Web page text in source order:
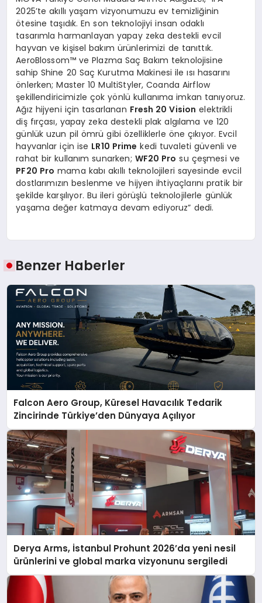
2025’te akıllı yaşam vizyonumuzu ev temizliğinin
ötesine taşıdık. En son teknolojiyi insan odaklı
tasarımla harmanlayan yapay zeka destekli evcil
hayvan ve kişisel bakım ürünlerimizi de tanıttık.
AeroBlossom™ ve Plazma Saç Bakım teknolojisine
sahip Shine 20 Saç Kurutma Makinesi ile ısı hasarını
önlerken; Master 10 MultiStyler, Coanda Airflow
şekillendiricimizle çok yönlü kullanıma imkan tanıyoruz.
Ağız hijyeni için tasarlanan Fresh 20 Vision elektrikli
diş fırçası, yapay zeka destekli plak algılama ve 120
günlük uzun pil ömrü gibi özelliklerle öne çıkıyor. Evcil
hayvanlar için ise LR10 Prime kedi tuvaleti güvenli ve
rahat bir kullanım sunarken; WF20 Pro su çeşmesi ve
PF20 Pro mama kabı akıllı teknolojileri sayesinde evcil
dostlarımızın beslenme ve hijyen ihtiyaçlarını pratik bir
şekilde karşılıyor. Bu ileri görüşlü teknolojilerle günlük
yaşama değer katmaya devam ediyoruz” dedi.
Benzer Haberler
Falcon Aero Group, Küresel Havacılık Tedarik
Zincirinde Türkiye’den Dünyaya Açılıyor
Derya Arms, İstanbul Prohunt 2026’da yeni nesil
ürünlerini ve global marka vizyonunu sergiledi